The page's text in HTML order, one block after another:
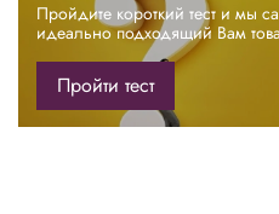
Пройдите короткий тест и мы
идеально подходящий Вам
Пройти тест